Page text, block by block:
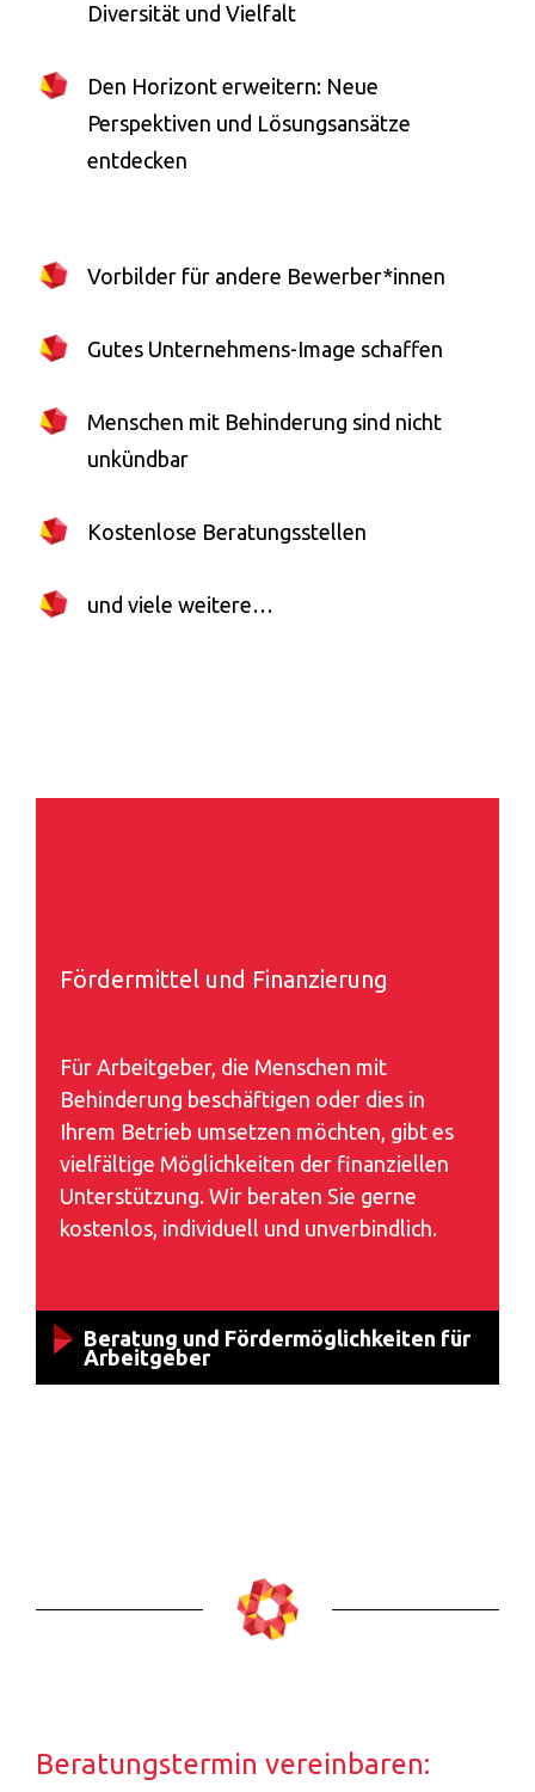
Diversität und Vielfalt
Den Horizont erweitern: Neue
Perspektiven und Lösungsansätze
entdecken
Vorbilder für andere Bewerber*innen
Gutes Unternehmens-Image schaffen
Menschen mit Behinderung sind nicht
unkündbar
Kostenlose Beratungsstellen
und viele weitere…
Fördermittel und Finanzierung
Für Arbeitgeber, die Menschen mit
Behinderung beschäftigen oder dies in
Ihrem Betrieb umsetzen möchten, gibt es
vielfältige Möglichkeiten der finanziellen
Unterstützung. Wir beraten Sie gerne
kostenlos, individuell und unverbindlich.
Beratung und Fördermöglichkeiten für
Arbeitgeber
Beratungstermin vereinbaren: